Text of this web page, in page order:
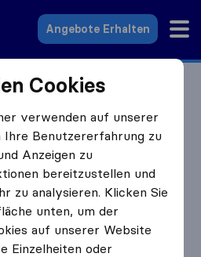
Angebote Erhalten
Umzugsfirmen Wien
auf1
Bewertungen
i
mit anderen
Umzugs​
Cookies
verwenden auf unserer
Ihre Benutzererfahrung zu
Anzeigen zu
bereitzustellen und
zu analysieren. Klicken Sie
unten, um der
auf unserer Website
Einzelheiten oder